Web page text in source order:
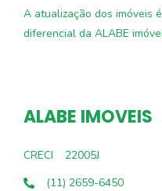
A atualização dos imóveis
diferencial da ALABE
ALABE IMOVEIS
CRECI
22005J
(11) 2659-6450